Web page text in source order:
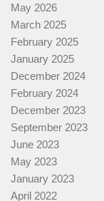
May 2026
March 2025
February 2025
January 2025
December 2024
February 2024
December 2023
September 2023
June 2023
May 2023
January 2023
April 2022